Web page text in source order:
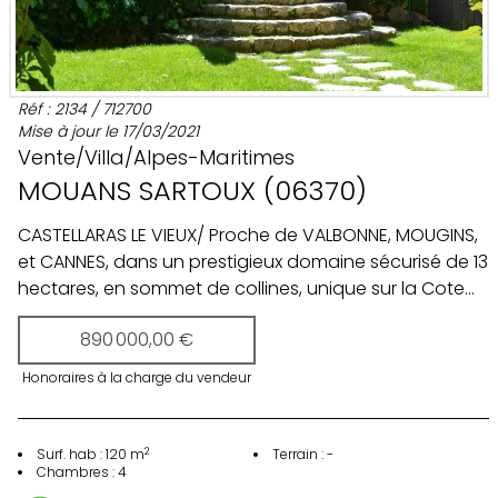
Réf :2134/ 712700
Mise à jour le 17/03/2021
Vente/Villa/Alpes-Maritimes
MOUANS SARTOUX (06370)
CASTELLARAS LE VIEUX/ Proche de VALBONNE, MOUGINS,
et CANNES, dans un prestigieux domaine sécurisé de 13
hectares, en sommet de collines, unique sur la Cote
d'AZUR, renommé pour son ambiance élégante et ses
villas typiques de l'architecture "Couelle", au CALME
absolu, avec une vue époustouflante sur les collines
jusqu'à la mer, et dominé par un superbe château
avec un cloitre et une chapelle du XIVéme siècle: villa
de 120m² sur 4 niveaux, entourée d'un beau jardin
890 000,00 €
Honoraires à la charge du vendeur
Surf. hab :120 m2 Terrain :-
Chambres :4